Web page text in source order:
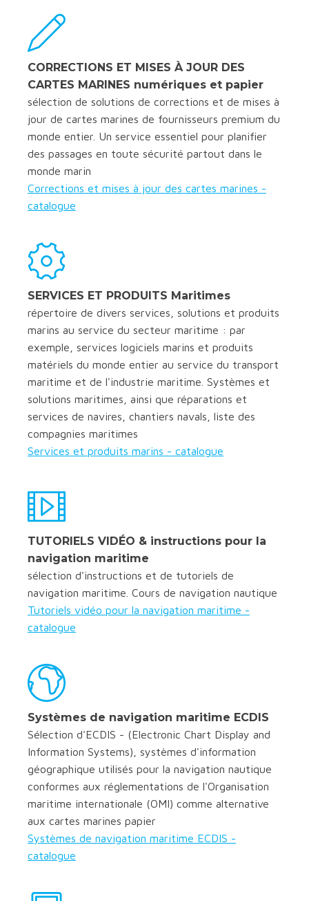
CORRECTIONS ET MISES À JOUR DES
CARTES MARINES numériques et papier
sélection de solutions de corrections et de mises à
jour de cartes marines de fournisseurs premium du
monde entier. Un service essentiel pour planifier
des passages en toute sécurité partout dans le
monde marin
Corrections et mises à jour des cartes marines -
catalogue
SERVICES ET PRODUITS Maritimes
répertoire de divers services, solutions et produits
marins au service du secteur maritime : par
exemple, services logiciels marins et produits
matériels du monde entier au service du transport
maritime et de l'industrie maritime. Systèmes et
solutions maritimes, ainsi que réparations et
services de navires, chantiers navals, liste des
compagnies maritimes
Services et produits marins - catalogue
TUTORIELS VIDÉO & instructions pour la
navigation maritime
sélection d'instructions et de tutoriels de
navigation maritime. Cours de navigation nautique
Tutoriels vidéo pour la navigation maritime -
catalogue
Systèmes de navigation maritime ECDIS
Sélection d'ECDIS - (Electronic Chart Display and
Information Systems), systèmes d'information
géographique utilisés pour la navigation nautique
conformes aux réglementations de l'Organisation
maritime internationale (OMI) comme alternative
aux cartes marines papier
Systèmes de navigation maritime ECDIS -
catalogue